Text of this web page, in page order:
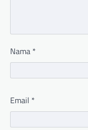
Nama *
Email *